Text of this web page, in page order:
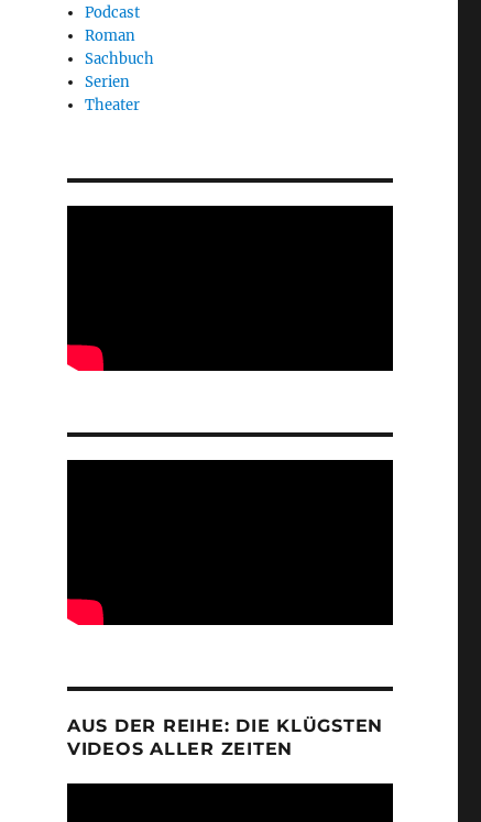
Podcast
Roman
Sachbuch
Serien
Theater
AUS DER REIHE: DIE KLÜGSTEN
VIDEOS ALLER ZEITEN